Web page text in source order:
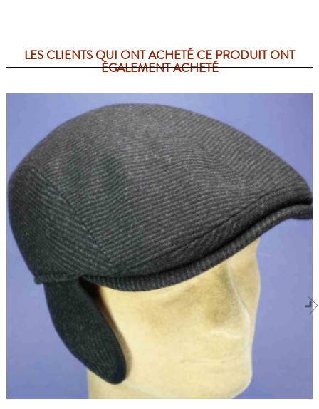
LES CLIENTS QUI ONT ACHETÉ CE PRODUIT ONT
ÉGALEMENT ACHETÉ